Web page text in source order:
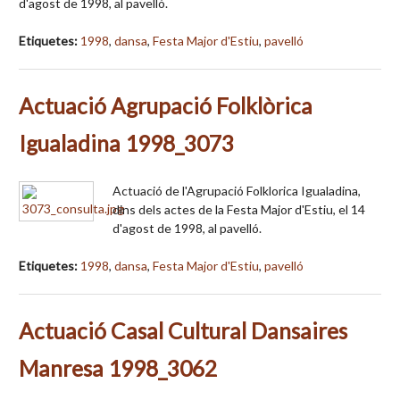
d'agost de 1998, al pavelló.
Etiquetes: 1998, dansa, Festa Major d'Estiu, pavelló
Actuació Agrupació Folklòrica
Igualadina 1998_3073
Actuació de l'Agrupació Folklorica Igualadina,
dins dels actes de la Festa Major d'Estiu, el 14
d'agost de 1998, al pavelló.
Etiquetes: 1998, dansa, Festa Major d'Estiu, pavelló
Actuació Casal Cultural Dansaires
Manresa 1998_3062